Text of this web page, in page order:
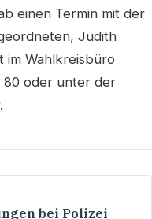
einen Termin mit der
Judith
im Wahlkreisbüro
80 oder unter der
bei Polizei